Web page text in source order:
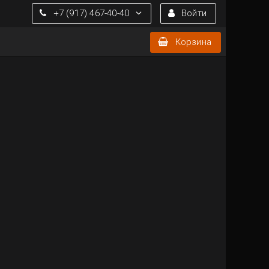
Войти
+7 (917) 467-40-40
Корзина